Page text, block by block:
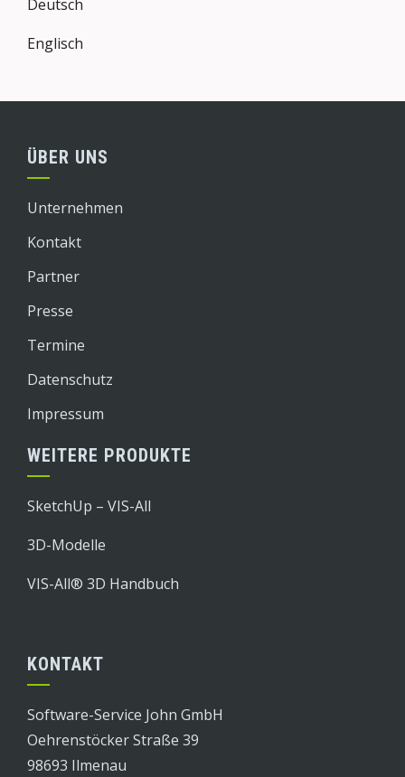
Deutsch
Englisch
ÜBER UNS
Unternehmen
Kontakt
Partner
Presse
Termine
Datenschutz
Impressum
WEITERE PRODUKTE
SketchUp – VIS-All
3D-Modelle
VIS-All® 3D Handbuch
KONTAKT
Software-Service John GmbH
Oehrenstöcker Straße 39
98693 Ilmenau